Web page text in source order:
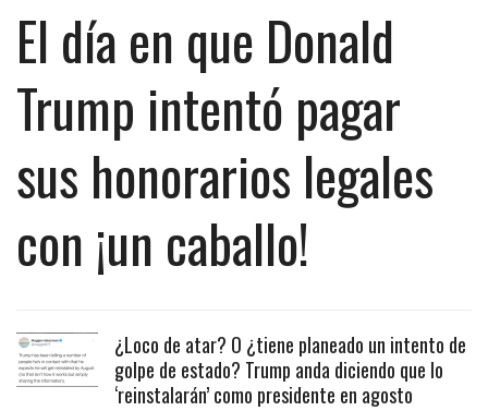
El día en que Donald
Trump intentó pagar
sus honorarios legales
con ¡un caballo!
¿Loco de atar? O ¿tiene planeado un intento de
golpe de estado? Trump anda diciendo que lo
‘reinstalarán’ como presidente en agosto